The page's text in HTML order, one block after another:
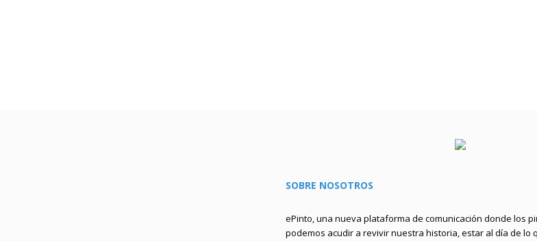
SOBRE NOSOTROS
ePinto, una nueva plataforma de comunicación donde los
podemos acudir a revivir nuestra historia, estar al día de lo